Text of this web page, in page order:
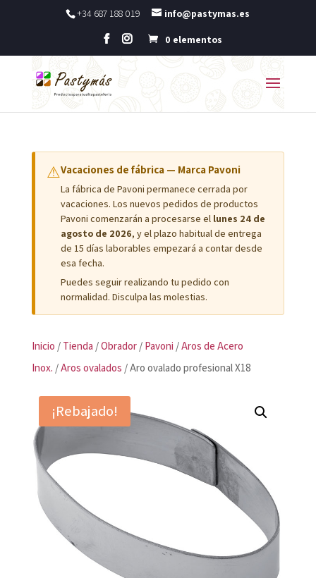
+34 687 188 019 info@pastymas.es
0 elementos
⚠Vacaciones de fábrica — Marca Pavoni
La fábrica de Pavoni permanece cerrada por
vacaciones. Los nuevos pedidos de productos
Pavoni comenzarán a procesarse el lunes 24 de
agosto de 2026, y el plazo habitual de entrega
de 15 días laborables empezará a contar desde
esa fecha.
Puedes seguir realizando tu pedido con
normalidad. Disculpa las molestias.
Inicio / Tienda /Obrador/ Pavoni /Aros de Acero
Inox. /Aros ovalados / Aro ovalado profesional X18
¡Rebajado!